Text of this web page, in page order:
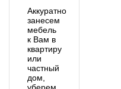
Аккуратно
занесем
мебель
к Вам в
квартиру
или
частный
дом,